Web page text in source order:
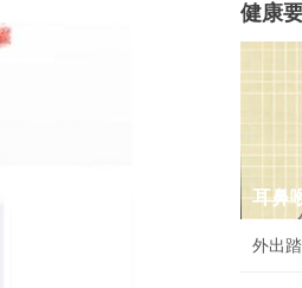
健康
耳鼻
外出